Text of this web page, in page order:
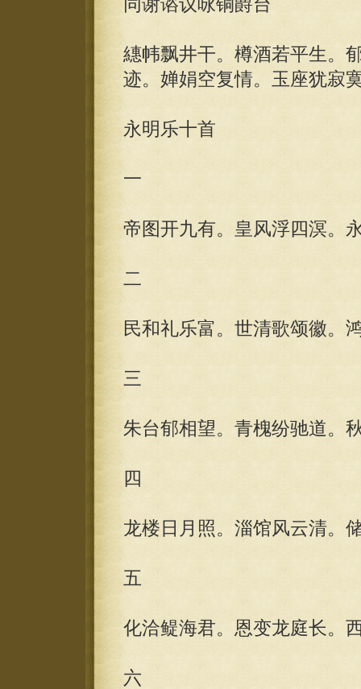
同谢谘议咏铜爵台
繐帏飘井干。樽酒若平生。
迹。婵娟空复情。玉座犹寂
永明乐十首
一
帝图开九有。皇风浮四溟。
二
民和礼乐富。世清歌颂徽。
三
朱台郁相望。青槐纷驰道。
四
龙楼日月照。淄馆风云清。
五
化洽鳀海君。恩变龙庭长。
六